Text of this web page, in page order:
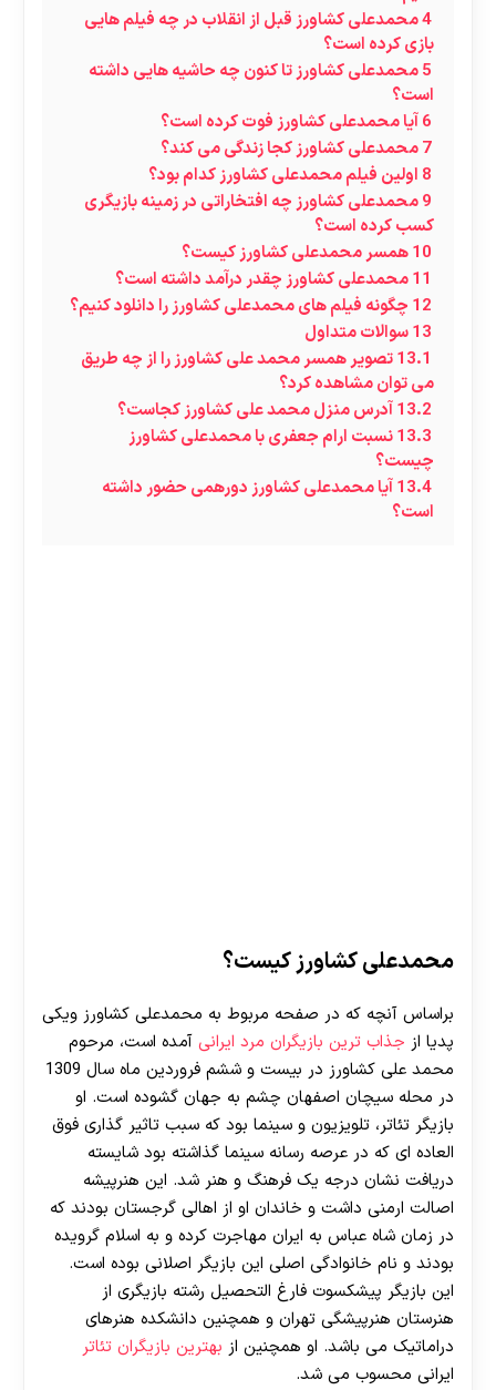
4محمدعلی کشاورز قبل از انقلاب در چه فیلم هایی
بازی کرده است؟
5محمدعلی کشاورز تا کنون چه حاشیه هایی داشته
است؟
6آیا محمدعلی کشاورز فوت کرده است؟
7محمدعلی کشاورز کجا زندگی می کند؟
8 اولین فیلم محمدعلی کشاورز کدام بود؟
9محمدعلی کشاورز چه افتخاراتی در زمینه بازیگری
کسب کرده است؟
10همسر محمدعلی کشاورز کیست؟
11محمدعلی کشاورز چقدر درآمد داشته است؟
12 چگونه فیلم های محمدعلی کشاورز را دانلود کنیم؟
13سوالات متداول
13.1تصویر همسر محمد علی کشاورز را از چه طریق
می توان مشاهده کرد؟
13.2آدرس منزل محمد علی کشاورز کجاست؟
13.3نسبت ارام جعفری با محمدعلی کشاورز
چیست؟
13.4آیا محمدعلی کشاورز دورهمی حضور داشته
است؟
محمدعلی کشاورز کیست؟
براساس آنچه که در صفحه مربوط به محمدعلی کشاورز ویکی
پدیا از جذاب ترین بازیگران مرد ایرانی آمده است، مرحوم
محمد علی کشاورز در بیست و ششم فروردین ماه سال 1309
در محله سیچان اصفهان چشم به جهان گشوده است. او
بازیگر تئاتر، تلویزیون و سینما بود که سبب تاثیر گذاری فوق‌
العاده‌ ای که در عرصه رسانه سینما گذاشته بود شایسته
دریافت نشان درجه یک فرهنگ و هنر شد. این هنرپیشه
اصالت ارمنی داشت و خاندان او از اهالی گرجستان بودند که
در زمان شاه عباس به ایران مهاجرت کرده و به اسلام گرویده
بودند و نام خانوادگی اصلی این بازیگر اصلانی بوده است.
این بازیگر پیشکسوت فارغ التحصیل رشته بازیگری از
هنرستان هنرپیشگی تهران و همچنین دانشکده هنرهای
دراماتیک می باشد. او همچنین از بهترین بازیگران تئاتر
ایرانی محسوب می شد.